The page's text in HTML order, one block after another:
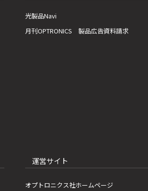
光製品Navi
月刊OPTRONICS 製品広告資料請求
運営サイト
オプトロニクス社ホームページ